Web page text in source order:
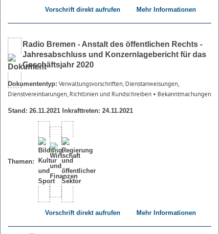
Vorschrift direkt aufrufen Mehr Informationen
Radio Bremen - Anstalt des öffentlichen Rechts -
Jahresabschluss und Konzernlagebericht für das
Geschäftsjahr 2020
Dokumententyp: Verwaltungsvorschriften, Dienstanweisungen,
Dienstvereinbarungen, Richtlinien und Rundschreiben • Bekanntmachungen
Stand: 26.11.2021 Inkrafttreten: 24.11.2021
Themen:
Vorschrift direkt aufrufen Mehr Informationen